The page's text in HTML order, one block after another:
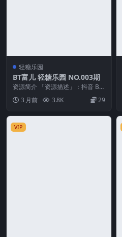
轻糖乐园
BT富儿 轻糖乐园 NO.003期
资源简介 「资源描述」：抖音 BT
富儿 轻糖乐园 NO.003期 【30P】
「...3 月前 3.8K 29
VIP